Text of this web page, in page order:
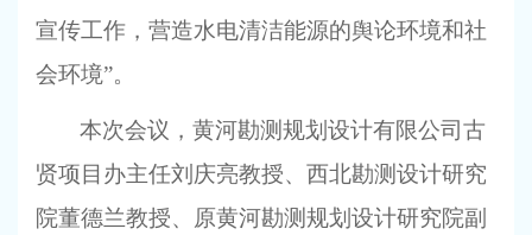
宣传工作，营造水电清洁能源的舆论环境和社
会环境”。
本次会议，黄河勘测规划设计有限公司古
贤项目办主任刘庆亮教授、西北勘测设计研究
院董德兰教授、原黄河勘测规划设计研究院副